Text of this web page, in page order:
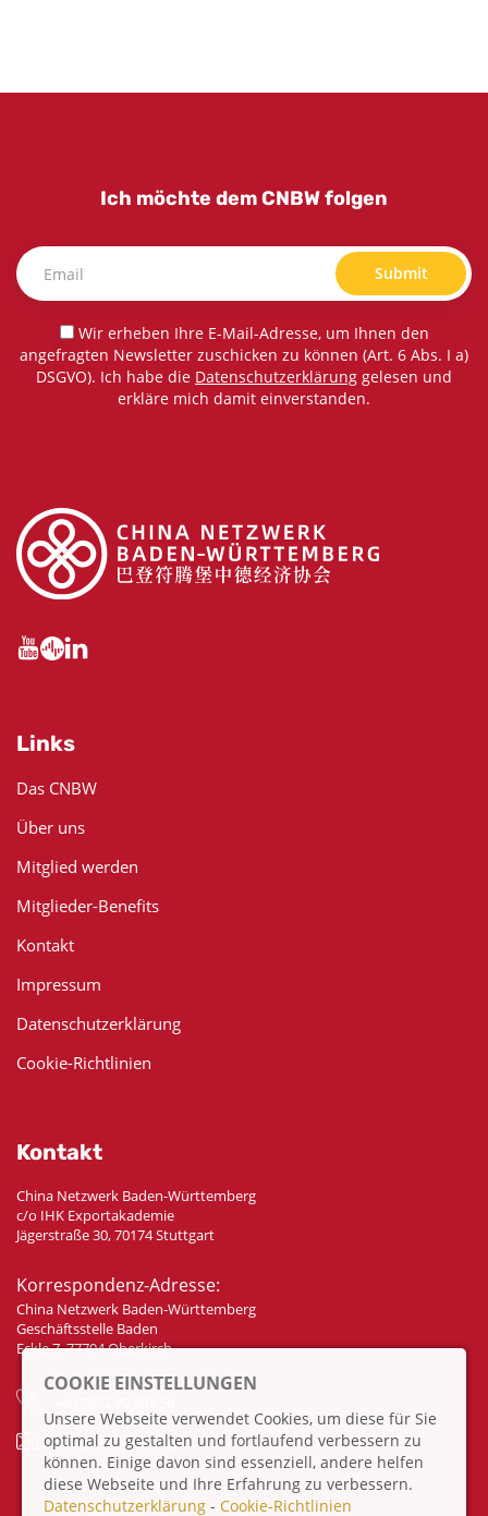
Ich möchte dem CNBW folgen
Submit
Wir erheben Ihre E-Mail-Adresse, um Ihnen den
angefragten Newsletter zuschicken zu können (Art. 6 Abs. I a)
DSGVO). Ich habe die Datenschutzerklärung gelesen und
erkläre mich damit einverstanden.
Links
Das CNBW
Über uns
Mitglied werden
Mitglieder-Benefits
Kontakt
Impressum
Datenschutzerklärung
Cookie-Richtlinien
Kontakt
China Netzwerk Baden-Württemberg
c/o IHK Exportakademie
Jägerstraße 30, 70174 Stuttgart
Korrespondenz-Adresse:
China Netzwerk Baden-Württemberg
Geschäftsstelle Baden
Eckle 7, 77704 Oberkirch
info@china-bw.net
COOKIE EINSTELLUNGEN
Unsere Webseite verwendet Cookies, um diese für Sie
optimal zu gestalten und fortlaufend verbessern zu
können. Einige davon sind essenziell, andere helfen
diese Webseite und Ihre Erfahrung zu verbessern.
Datenschutzerklärung - Cookie-Richtlinien